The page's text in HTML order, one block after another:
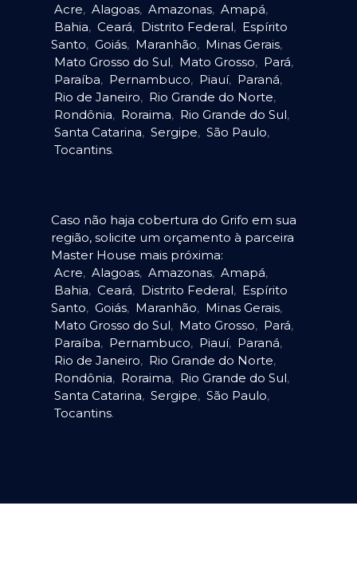
Acre, Alagoas, Amazonas, Amapá,
Bahia, Ceará, Distrito Federal, Espírito
Santo, Goiás, Maranhão, Minas Gerais,
Mato Grosso do Sul, Mato Grosso, Pará,
Paraíba, Pernambuco, Piauí, Paraná,
Rio de Janeiro, Rio Grande do Norte,
Rondônia, Roraima, Rio Grande do Sul,
Santa Catarina, Sergipe, São Paulo,
Tocantins.
Caso não haja cobertura do Grifo em sua
região, solicite um orçamento à parceira
Master House mais próxima:
Acre, Alagoas, Amazonas, Amapá,
Bahia, Ceará, Distrito Federal, Espírito
Santo, Goiás, Maranhão, Minas Gerais,
Mato Grosso do Sul, Mato Grosso, Pará,
Paraíba, Pernambuco, Piauí, Paraná,
Rio de Janeiro, Rio Grande do Norte,
Rondônia, Roraima, Rio Grande do Sul,
Santa Catarina, Sergipe, São Paulo,
Tocantins.